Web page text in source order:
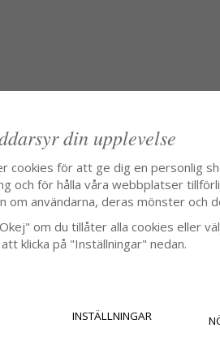
din upplevelse
cookies för att ge dig en personlig
och för hålla våra webbplatser
om användarna, deras mönster och
om du tillåter alla cookies eller
klicka på "Inställningar" nedan.
INSTÄLLNINGAR